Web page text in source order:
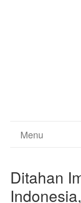
Menu
Ditahan